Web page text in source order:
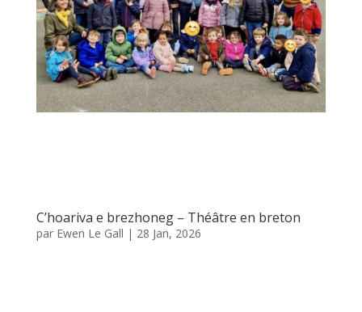
C’hoariva e brezhoneg – Théâtre en breton
par Ewen Le Gall | 28 Jan, 2026